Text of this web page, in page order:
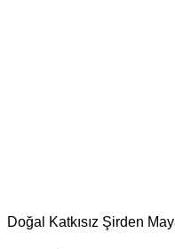
Doğal Katkısız Şirden